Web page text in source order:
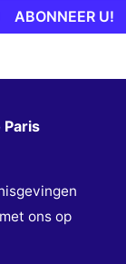
ABONNEER U!
Paris
ons op